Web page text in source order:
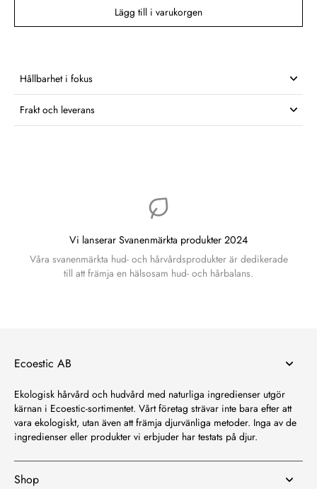
Lägg till i varukorgen
Hållbarhet i fokus
Frakt och leverans
Vi lanserar Svanenmärkta produkter 2024
Våra svanenmärkta hud- och hårvårdsprodukter är dedikerade
till att främja en hälsosam hud- och hårbalans.
Ecoestic AB
Ekologisk hårvård och hudvård med naturliga ingredienser utgör
kärnan i Ecoestic-sortimentet. Vårt företag strävar inte bara efter att
vara ekologiskt, utan även att främja djurvänliga metoder. Inga av de
ingredienser eller produkter vi erbjuder har testats på djur.
Shop